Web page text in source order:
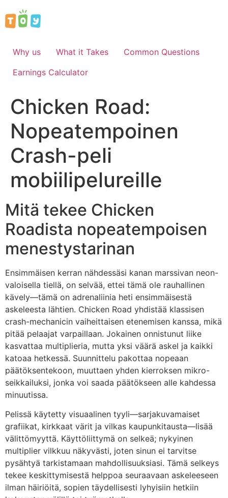
to
content
Why us What it Takes
Common Questions
Earnings Calculator
Chicken Road:
Nopeatempoinen
Crash-peli
mobiilipelureille
Mitä tekee Chicken
Roadista nopeatempoisen
menestystarinan
Ensimmäisen kerran nähdessäsi kanan marssivan neon-
valoisella tiellä, on selvää, ettei tämä ole rauhallinen
kävely—tämä on adrenaliinia heti ensimmäisestä
askeleesta lähtien. Chicken Road yhdistää klassisen
crash-mechanicin vaiheittaisen etenemisen kanssa, mikä
pitää pelaajat varpaillaan. Jokainen onnistunut liike
kasvattaa multiplieria, mutta yksi väärä askel ja kaikki
katoaa hetkessä. Suunnittelu pakottaa nopeaan
päätöksentekoon, muuttaen yhden kierroksen mikro-
seikkailuksi, jonka voi saada päätökseen alle kahdessa
minuutissa.
Pelissä käytetty visuaalinen tyyli—sarjakuvamaiset
grafiikat, kirkkaat värit ja vilkas kaupunkitausta—lisää
välittömyyttä. Käyttöliittymä on selkeä; nykyinen
multiplier vilkkuu näkyvästi, joten sinun ei tarvitse
pysähtyä tarkistamaan mahdollisuuksiasi. Tämä selkeys
tekee keskittymisestä helppoa seuraavaan askeleeseen
ilman häiriöitä, sopien täydellisesti lyhyisiin hetkiin